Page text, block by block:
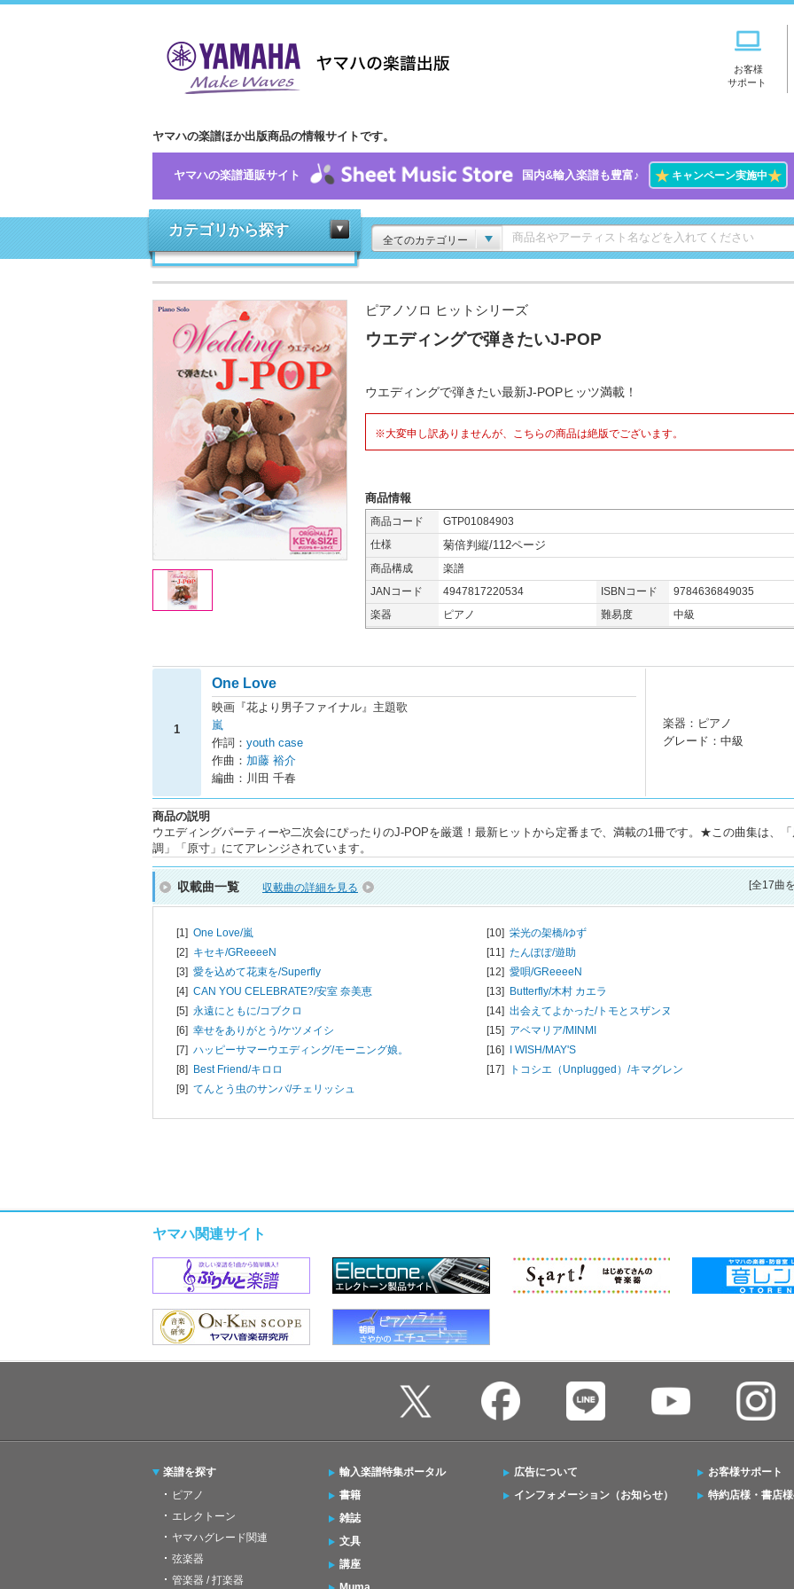
お客様
サポート
ヤマハの楽譜ほか出版商品の情報サイトです。
ヤマハの楽譜通販サイト 国内&輸入楽譜も豊富♪ ★キャンペーン実施中★
カテゴリから探す
全てのカテゴリー
ピアノソロ ヒットシリーズ
ウエディングで弾きたいJ-POP
ウエディングで弾きたい最新J-POPヒッツ満載！
※大変申し訳ありませんが、こちらの商品は絶版でございます。
商品情報
商品コード
GTP01084903
仕様
菊倍判縦/112ページ
商品構成
楽譜
JANコード
4947817220534 ISBNコード
9784636849035
楽器
ピアノ 難易度 中級
1
One Love
映画『花より男子ファイナル』主題歌
嵐
作詞： youth case
作曲： 加藤 裕介
編曲：川田 千春
楽器：ピアノ
グレード：中級
商品の説明
ウエディングパーティーや二次会にぴったりのJ-POPを厳選！最新ヒットから定番まで、満載の1冊です。★この曲集は、
調」「原寸」にてアレンジされています。
収載曲一覧 収載曲の詳細を見る [全17曲
[1] One Love/嵐
[2] キセキ/GReeeeN
[3] 愛を込めて花束を/Superfly
[4] CAN YOU CELEBRATE?/安室 奈美恵
[5] 永遠にともに/コブクロ
[6] 幸せをありがとう/ケツメイシ
[7] ハッピーサマーウエディング/モーニング娘。
[8] Best Friend/キロロ
[9] てんとう虫のサンバ/チェリッシュ
[10] 栄光の架橋/ゆず
[11] たんぽぽ/遊助
[12] 愛唄/GReeeeN
[13] Butterfly/木村 カエラ
[14] 出会えてよかった/トモとスザンヌ
[15] アベマリア/MINMI
[16] I WISH/MAY'S
[17]
トコシエ（Unplugged）/キマグレン
ヤマハ関連サイト
楽譜を探す
ピアノ
エレクトーン
ヤマハグレード関連
弦楽器
管楽器 / 打楽器
輸入楽譜特集ポータル
書籍
雑誌
文具
講座
広告について
インフォメーション（お知らせ）
お客様サポート
特約店様・書店